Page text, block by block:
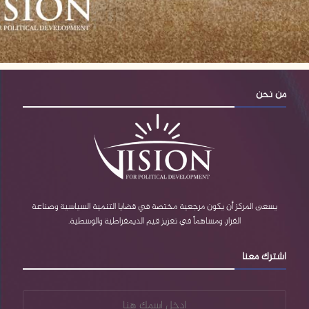
صور وفيديو
من نحن
يسعى المركز أن يكون مرجعية مختصة في قضايا التنمية السياسية وصناعة
القرار، ومساهماً في تعزيز قيم الديمقراطية والوسطية.
اشترك معنا